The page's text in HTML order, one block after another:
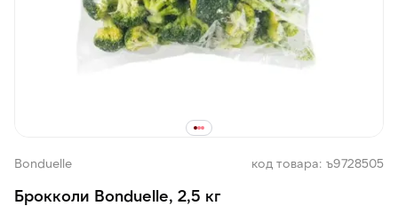
Bonduelle код товара: ъ9728505
Брокколи Bonduelle, 2,5 кг